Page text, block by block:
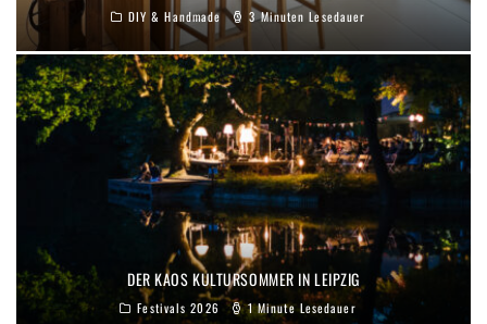
DIY & Handmade 3 Minuten Lesedauer
DER KAOS KULTURSOMMER IN LEIPZIG
Festivals 2026 1 Minute Lesedauer